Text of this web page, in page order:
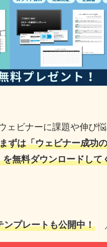
ェビナーに課題や伸び
ずは「ウェビナー成功
を無料ダウンロードして
ンプレートも公開中！